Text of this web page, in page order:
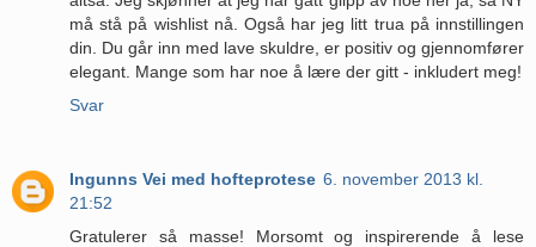
må stå på wishlist nå. Også har jeg litt trua på innstillingen
din. Du går inn med lave skuldre, er positiv og gjennomfører
elegant. Mange som har noe å lære der gitt - inkludert meg!
Svar
Ingunns Vei med hofteprotese 6. november 2013 kl.
21:52
Gratulerer så masse! Morsomt og inspirerende å lese